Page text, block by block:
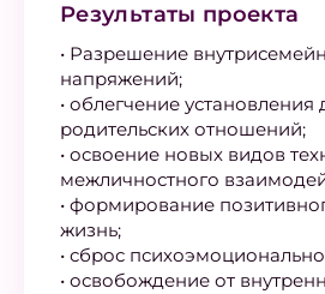
Результаты проекта
• Разрешение
напряжений;
• облегчение установления
родительских отношений;
• освоение новых видов
межличностного
• формирование
жизнь;
• сброс
• освобождение от